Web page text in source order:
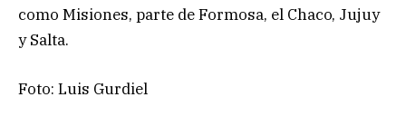
como Misiones, parte de Formosa, el Chaco, Jujuy
y Salta.
Foto: Luis Gurdiel